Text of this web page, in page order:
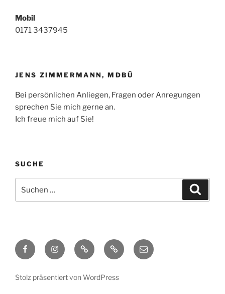
Mobil
0171 3437945
JENS ZIMMERMANN, MDBÜ
Bei persönlichen Anliegen, Fragen oder Anregungen
sprechen Sie mich gerne an.
Ich freue mich auf Sie!
SUCHE
nach:
FacebookInstagramTikTok ThreadsE-
Mail
Stolz präsentiert von WordPress